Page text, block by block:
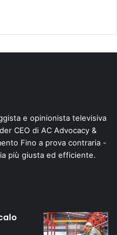
e opinionista televisiva
CEO di AC Advocacy &
Fino a prova contraria -
più giusta ed efficiente.